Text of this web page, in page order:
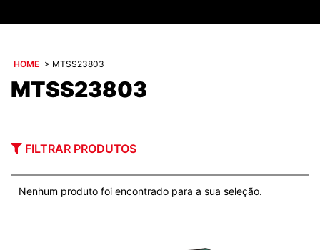
HOME > MTSS23803
MTSS23803
FILTRAR PRODUTOS
Nenhum produto foi encontrado para a sua seleção.